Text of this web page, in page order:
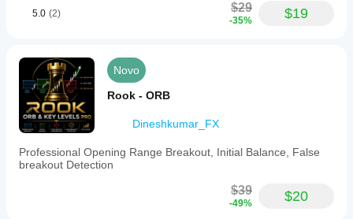
5.0 (2) $29
-35% $19
Novo
Rook - ORB
Dineshkumar_FX
Professional Opening Range Breakout, Initial Balance, False
breakout Detection
$39
-49% $20